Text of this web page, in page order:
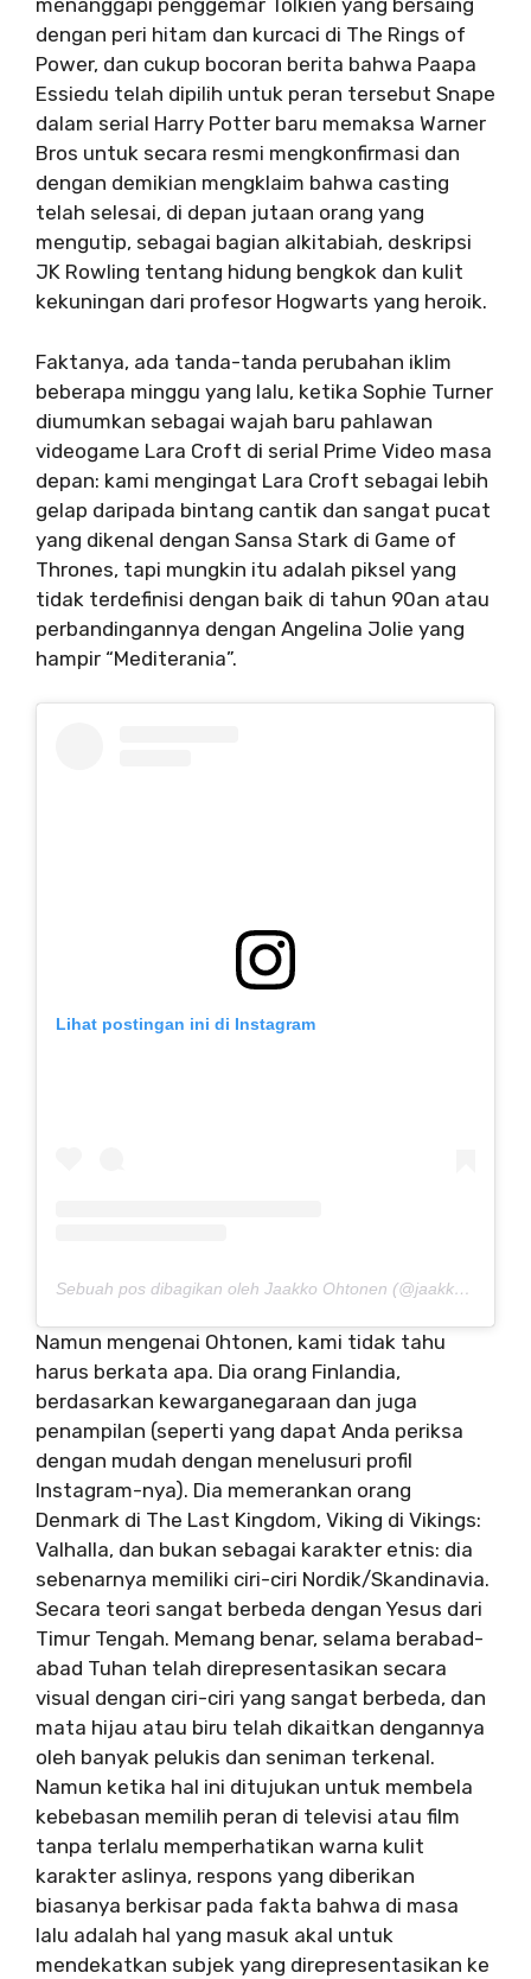
menanggapi penggemar Tolkien yang bersaing
dengan peri hitam dan kurcaci di The Rings of
Power, dan cukup bocoran berita bahwa Paapa
Essiedu telah dipilih untuk peran tersebut Snape
dalam serial Harry Potter baru memaksa Warner
Bros untuk secara resmi mengkonfirmasi dan
dengan demikian mengklaim bahwa casting
telah selesai, di depan jutaan orang yang
mengutip, sebagai bagian alkitabiah, deskripsi
JK Rowling tentang hidung bengkok dan kulit
kekuningan dari profesor Hogwarts yang heroik.
Faktanya, ada tanda-tanda perubahan iklim
beberapa minggu yang lalu, ketika Sophie Turner
diumumkan sebagai wajah baru pahlawan
videogame Lara Croft di serial Prime Video masa
depan: kami mengingat Lara Croft sebagai lebih
gelap daripada bintang cantik dan sangat pucat
yang dikenal dengan Sansa Stark di Game of
Thrones, tapi mungkin itu adalah piksel yang
tidak terdefinisi dengan baik di tahun 90an atau
perbandingannya dengan Angelina Jolie yang
hampir “Mediterania”.
Lihat postingan ini di Instagram
Sebuah pos dibagikan oleh Jaakko Ohtonen (@jaakkoohtonen)
Namun mengenai Ohtonen, kami tidak tahu
harus berkata apa. Dia orang Finlandia,
berdasarkan kewarganegaraan dan juga
penampilan (seperti yang dapat Anda periksa
dengan mudah dengan menelusuri profil
Instagram-nya). Dia memerankan orang
Denmark di The Last Kingdom, Viking di Vikings:
Valhalla, dan bukan sebagai karakter etnis: dia
sebenarnya memiliki ciri-ciri Nordik/Skandinavia.
Secara teori sangat berbeda dengan Yesus dari
Timur Tengah. Memang benar, selama berabad-
abad Tuhan telah direpresentasikan secara
visual dengan ciri-ciri yang sangat berbeda, dan
mata hijau atau biru telah dikaitkan dengannya
oleh banyak pelukis dan seniman terkenal.
Namun ketika hal ini ditujukan untuk membela
kebebasan memilih peran di televisi atau film
tanpa terlalu memperhatikan warna kulit
karakter aslinya, respons yang diberikan
biasanya berkisar pada fakta bahwa di masa
lalu adalah hal yang masuk akal untuk
mendekatkan subjek yang direpresentasikan ke